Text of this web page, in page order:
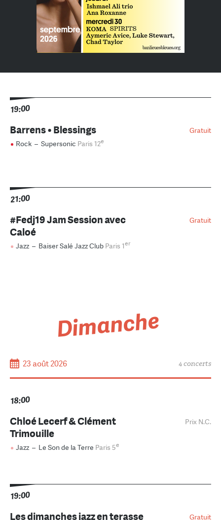
19:00
Gratuit
Barrens • Blessings
Rock – Supersonic Paris 12e
21:00
Gratuit
#Fedj19 Jam Session avec
Caloé
Jazz – Baiser Salé Jazz Club Paris 1er
Dimanche
23 août 2026 4 concerts
18:00
Prix N.C.
Chloé Lecerf & Clément
Trimouille
Jazz – Le Son de la Terre Paris 5e
19:00
Gratuit
Les dimanches jazz en terasse